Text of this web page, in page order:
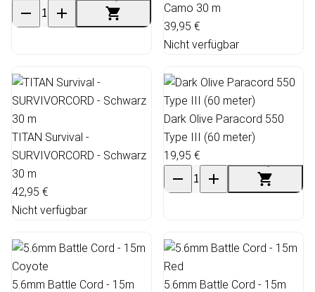
Camo 30 m
39,95 €
Nicht verfügbar
TITAN Survival -
SURVIVORCORD - Schwarz
30 m
42,95 €
Nicht verfügbar
Dark Olive Paracord 550
Type III (60 meter)
19,95 €
5.6mm Battle Cord - 15m
5.6mm Battle Cord - 15m